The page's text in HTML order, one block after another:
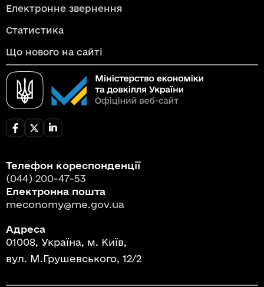
Електронне звернення
Статистика
Що нового на сайті
Телефон кореспонденції
(044) 200-47-53
Електронна пошта
meconomy@me.gov.ua
Адреса
01008, Україна, м. Київ,
вул. М.Грушевського, 12/2